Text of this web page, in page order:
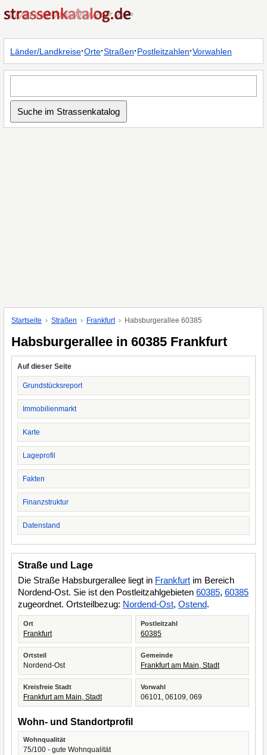
Länder/Landkreise·Orte·Straßen·Postleitzahlen·Vorwahlen
Startseite Straßen Frankfurt Habsburgerallee 60385
Habsburgerallee in 60385 Frankfurt
Auf dieser Seite
Grundstücksreport
Immobilienmarkt
Karte
Lageprofil
Fakten
Finanzstruktur
Datenstand
Straße und Lage
Die Straße Habsburgerallee liegt in Frankfurt im Bereich
Nordend-Ost. Sie ist den Postleitzahlgebieten 60385, 60385
zugeordnet. Ortsteilbezug: Nordend-Ost, Ostend.
Ort
Frankfurt
Postleitzahl
60385
Ortsteil
Nordend-Ost
Gemeinde
Frankfurt am Main, Stadt
Kreisfreie Stadt
Frankfurt am Main, Stadt
Vorwahl
06101, 06109, 069
Wohn- und Standortprofil
Wohnqualität
75/100 - gute Wohnqualität